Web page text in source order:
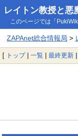
レイトン教授と悪
このページでは「
ZAPAnet総合情報局 >
[ トップ| 一覧 | 最終更新 |